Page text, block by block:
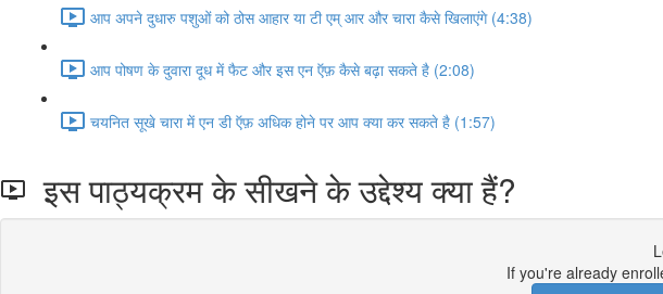
आप अपने दुधारु पशुओं को ठोस आहार या टी एम् आर और चारा कैसे खिलाएंगे (4:38)
आप पोषण के दुवारा दूध में फैट और इस एन ऍफ़ कैसे बढ़ा सकते है (2:08)
चयनित सूखे चारा में एन डी ऍफ़ अधिक होने पर आप क्या कर सकते है (1:57)
इस पाठ्यक्रम के सीखने के उद्देश्य क्या हैं?
If you're already